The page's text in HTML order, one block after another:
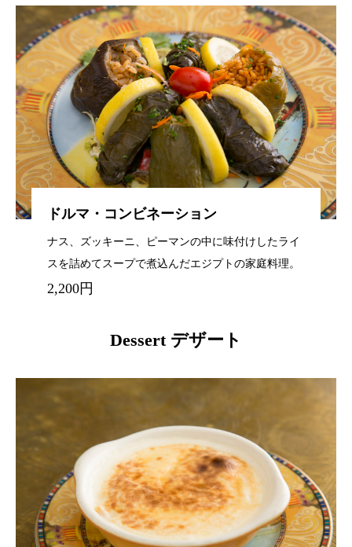
ドルマ・コンビネーション
ナス、ズッキーニ、ピーマンの中に味付けしたライ
スを詰めてスープで煮込んだエジプトの家庭料理。
2,200円
Dessert デザート